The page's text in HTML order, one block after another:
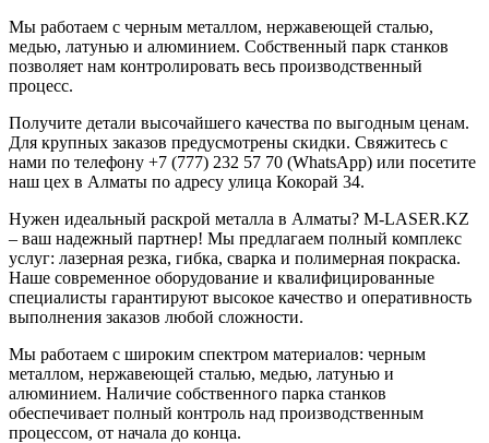
Мы работаем с черным металлом, нержавеющей сталью,
медью, латунью и алюминием. Собственный парк станков
позволяет нам контролировать весь производственный
процесс.
Получите детали высочайшего качества по выгодным ценам.
Для крупных заказов предусмотрены скидки. Свяжитесь с
нами по телефону +7 (777) 232 57 70 (WhatsApp) или посетите
наш цех в Алматы по адресу улица Кокорай 34.
Нужен идеальный раскрой металла в Алматы? M-LASER.KZ
– ваш надежный партнер! Мы предлагаем полный комплекс
услуг: лазерная резка, гибка, сварка и полимерная покраска.
Наше современное оборудование и квалифицированные
специалисты гарантируют высокое качество и оперативность
выполнения заказов любой сложности.
Мы работаем с широким спектром материалов: черным
металлом, нержавеющей сталью, медью, латунью и
алюминием. Наличие собственного парка станков
обеспечивает полный контроль над производственным
процессом, от начала до конца.